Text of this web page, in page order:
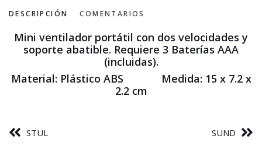
DESCRIPCIÓN COMENTARIOS
Mini ventilador portátil con dos velocidades y
soporte abatible. Requiere 3 Baterías AAA
(incluidas).
Material: Plástico ABS Medida: 15 x 7.2 x
2.2 cm
STUL SUND